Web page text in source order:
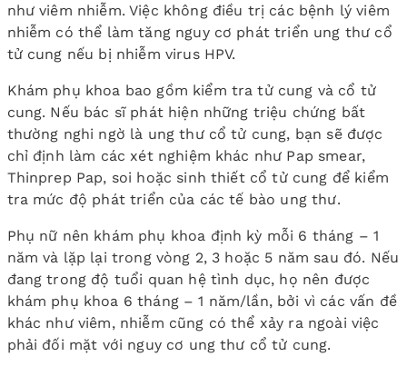
như viêm nhiễm. Việc không điều trị các bệnh lý viêm
nhiễm có thể làm tăng nguy cơ phát triển ung thư cổ
tử cung nếu bị nhiễm virus HPV.
Khám phụ khoa bao gồm kiểm tra tử cung và cổ tử
cung. Nếu bác sĩ phát hiện những triệu chứng bất
thường nghi ngờ là ung thư cổ tử cung, bạn sẽ được
chỉ định làm các xét nghiệm khác như Pap smear,
Thinprep Pap, soi hoặc sinh thiết cổ tử cung để kiểm
tra mức độ phát triển của các tế bào ung thư.
Phụ nữ nên khám phụ khoa định kỳ mỗi 6 tháng – 1
năm và lặp lại trong vòng 2, 3 hoặc 5 năm sau đó. Nếu
đang trong độ tuổi quan hệ tình dục, họ nên được
khám phụ khoa 6 tháng – 1 năm/lần, bởi vì các vấn đề
khác như viêm, nhiễm cũng có thể xảy ra ngoài việc
phải đối mặt với nguy cơ ung thư cổ tử cung.